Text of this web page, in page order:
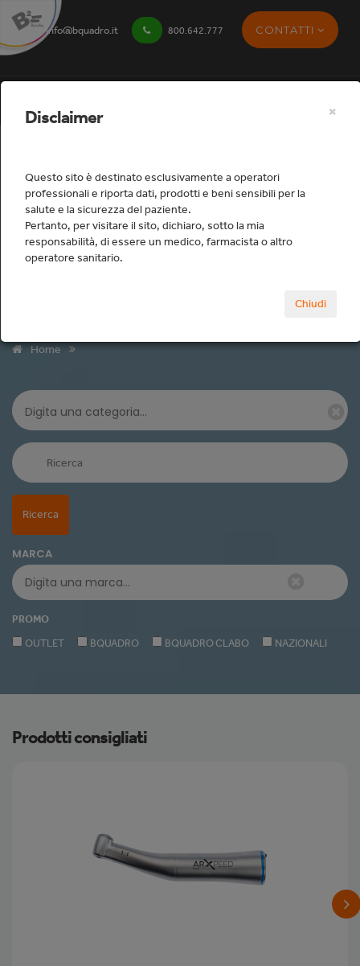
info@bquadro.it 800.642.777 CONTATTI
Home
Ricerca
MARCA
PROMO
OUTLET
BQUADRO BQUADRO CLABO NAZIONALI
Prodotti consigliati
Disclaimer ×
Questo sito è destinato esclusivamente a operatori
professionali e riporta dati, prodotti e beni sensibili per la
salute e la sicurezza del paziente.
Pertanto, per visitare il sito, dichiaro, sotto la mia
responsabilità, di essere un medico, farmacista o altro
operatore sanitario.
Chiudi